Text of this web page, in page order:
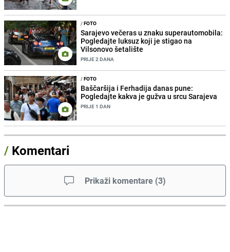
/FOTO
Sarajevo večeras u znaku superautomobila:
Pogledajte luksuz koji je stigao na
Vilsonovo šetalište
PRIJE 2 DANA
/FOTO
Baščaršija i Ferhadija danas pune:
Pogledajte kakva je gužva u srcu Sarajeva
PRIJE 1 DAN
/ Komentari
Prikaži komentare (3)